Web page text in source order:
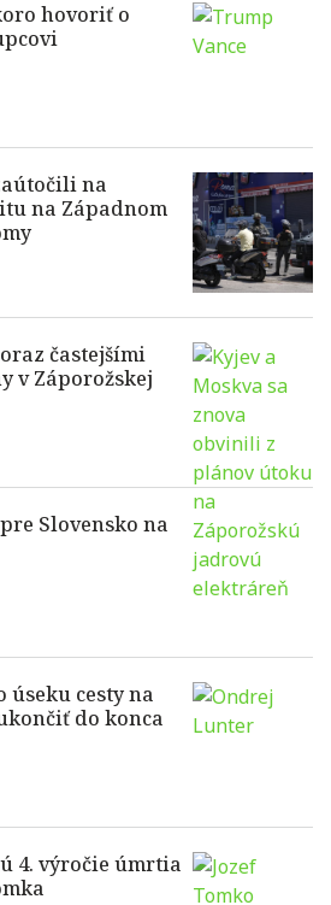
hovoriť o
na
na Západnom
častejšími
v Záporožskej
Slovensko na
úseku cesty na
do konca
4. výročie úmrtia